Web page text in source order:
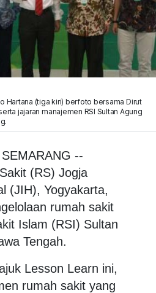
Hartana (tiga kiri) berfoto bersama Dirut
jajaran manajemen RSI Sultan Agung
--
(RS) Jogja
(JIH), Yogyakarta,
rumah sakit
Islam (RSI) Sultan
Tengah.
Lesson Learn ini,
rumah sakit yang